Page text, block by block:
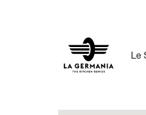
Le